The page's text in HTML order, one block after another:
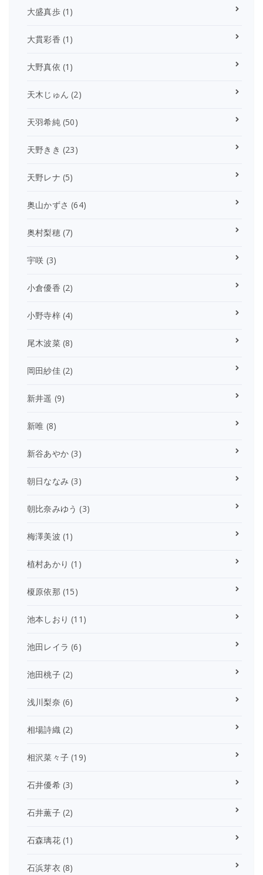
大盛真歩(1)
大貫彩香 (1)
大野真依 (1)
天木じゅん (2)
天羽希純(50)
天野きき (23)
天野レナ (5)
奥山かずさ (64)
奥村梨穂(7)
宇咲 (3)
小倉優香 (2)
小野寺梓(4)
尾木波菜(8)
岡田紗佳(2)
新井遥 (9)
新唯 (8)
新谷あやか (3)
朝日ななみ (3)
朝比奈みゆう (3)
梅澤美波 (1)
植村あかり (1)
榎原依那 (15)
池本しおり (11)
池田レイラ (6)
池田桃子(2)
浅川梨奈 (6)
相場詩織(2)
相沢菜々子 (19)
石井優希(3)
石井薫子(2)
石森璃花(1)
石浜芽衣 (8)